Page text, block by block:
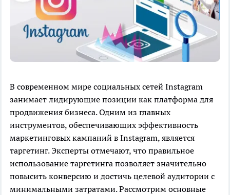
В современном мире социальных сетей Instagram
занимает лидирующие позиции как платформа для
продвижения бизнеса. Одним из главных
инструментов, обеспечивающих эффективность
маркетинговых кампаний в Instagram, является
таргетинг. Эксперты отмечают, что правильное
использование таргетинга позволяет значительно
повысить конверсию и достичь целевой аудитории с
минимальными затратами. Рассмотрим основные